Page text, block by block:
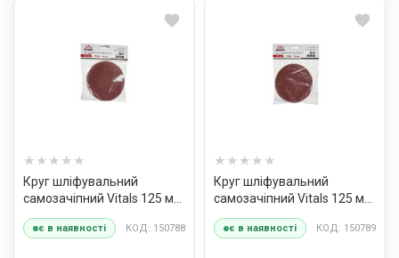
Круг шліфувальний
самозачіпний Vitals 125 мм
з. 60, 10 шт
є в наявності КОД: 150788
Круг шліфувальний
самозачіпний Vitals 125 мм
з. 80, 10 шт
є в наявності КОД: 150789